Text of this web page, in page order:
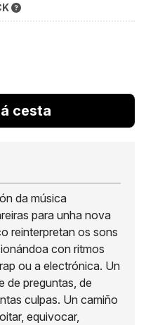
cesta
da música
para unha nova
reinterpretan os sons
con ritmos
ou a electrónica. Un
de preguntas, de
culpas. Un camiño
equivocar,